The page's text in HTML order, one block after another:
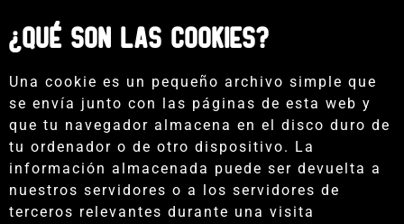
¿Qué son las cookies?
Una cookie es un pequeño archivo simple que
se envía junto con las páginas de esta web y
que tu navegador almacena en el disco duro de
tu ordenador o de otro dispositivo. La
información almacenada puede ser devuelta a
nuestros servidores o a los servidores de
terceros relevantes durante una visita